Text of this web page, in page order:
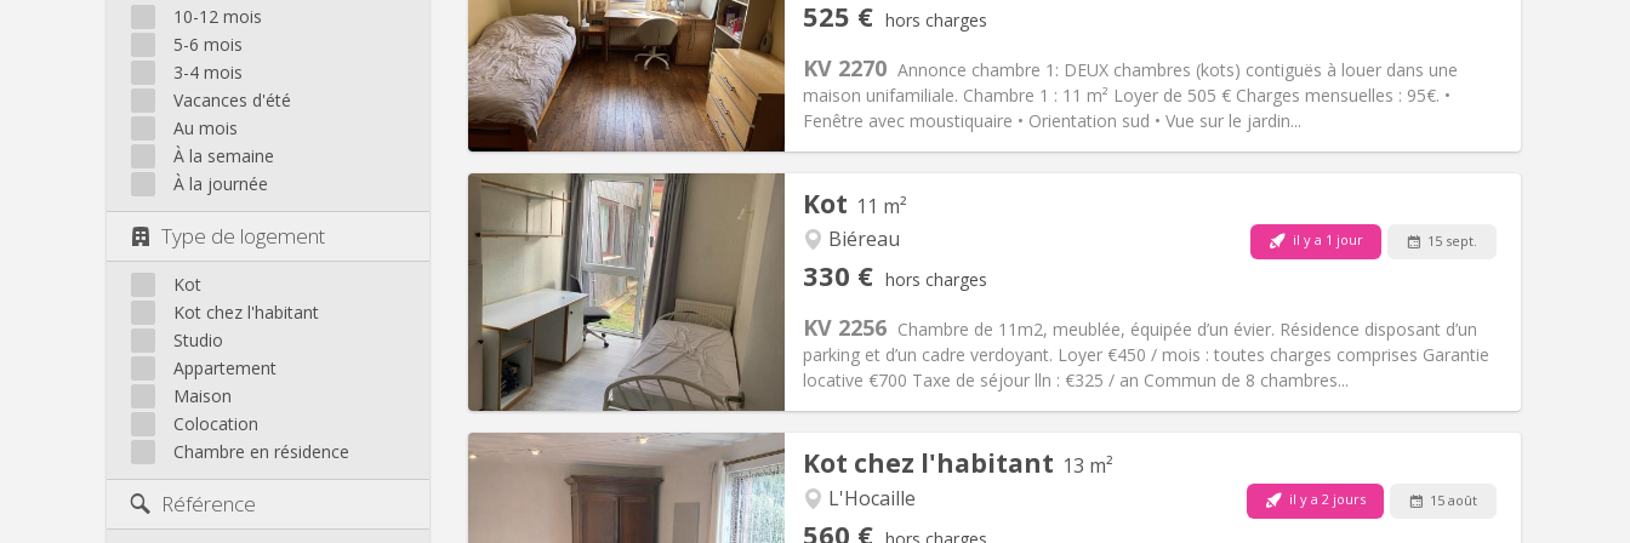
10-12 mois
5-6 mois
3-4 mois
Vacances d'été
Au mois
À la semaine
À la journée
Type de logement
Kot
Kot chez l'habitant
Studio
Appartement
Maison
Colocation
Chambre en résidence
Référence
525 € hors charges
KV 2270 Annonce chambre 1: DEUX chambres (kots) contiguës à louer dans une
maison unifamiliale. Chambre 1 : 11 m² Loyer de 505 € Charges mensuelles : 95€. •
Fenêtre avec moustiquaire • Orientation sud • Vue sur le jardin...
Infos Pratiques
Loyer:525 €
Charges:95 €
Durée:12 mois
Aménagement
Salle de bain:Commune
Superficie:13 m2
Autre
Atmosphère:Calme,
Kot 11 m²
Biéreau
330 € hors charges
il y a 1 jour 15 sept.
KV 2256 Chambre de 11m2, meublée, équipée d’un évier. Résidence disposant d’un
parking et d’un cadre verdoyant. Loyer €450 / mois : toutes charges comprises Garantie
locative €700 Taxe de séjour lln : €325 / an Commun de 8 chambres...
Infos Pratiques
Loyer: 330 €
Charges:120 €
Durée:12 mois
Domiciliation:Non
Aménagement
Salle de bain:Commune
Superficie:11 m2
Autre
Atmosphère:Communautaire,
Non-fumeur
Animaux de compagnie:Non
Kot chez l'habitant 13 m²
L'Hocaille
560 €
il y a 2 jours 15 août
Domiciliation:
Sous conditions
Animaux de compagnie:Non